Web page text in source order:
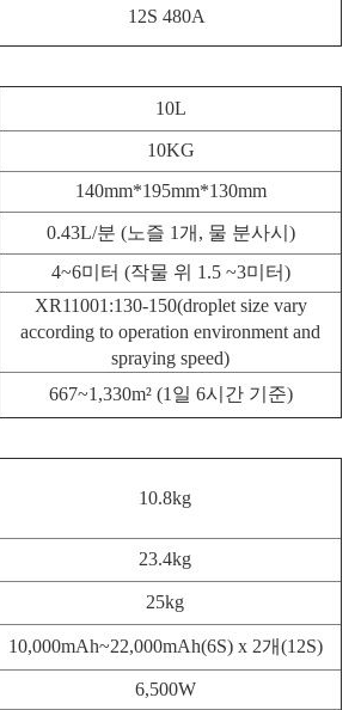
12S 480A
10L
10KG
140mm*195mm*130mm
0.43L/분 (노즐 1개, 물 분사시)
4~6미터 (작물 위 1.5 ~3미터)
XR11001:130-150(droplet size vary
according to operation environment and
spraying speed)
667~1,330m² (1일 6시간 기준)
10.8kg
23.4kg
25kg
10,000mAh~22,000mAh(6S) x 2개(12S)
6,500W